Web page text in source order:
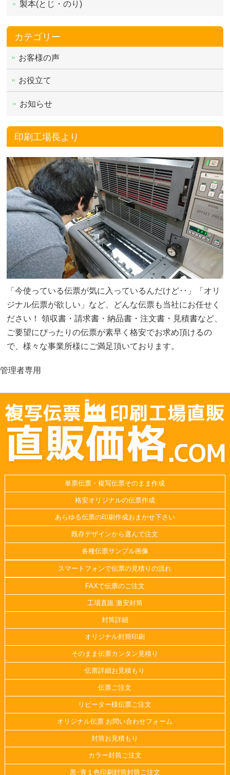
製本(とじ・のり)
カテゴリー
お客様の声
お役立て
お知らせ
印刷工場長より
「今使っている伝票が気に入っているんだけど･･」「オリ
ジナル伝票が欲しい」など、どんな伝票も当社にお任せく
ださい！ 領収書・請求書・納品書・注文書・見積書など、
ご要望にぴったりの伝票が素早く格安でお求め頂けるの
で、様々な事業所様にご満足頂いております。
管理者専用
単票伝票・複写伝票そのまま作成
格安オリジナルの伝票作成
あらゆる伝票の印刷作成おまかせ下さい
既存デザインから選んで注文
各種伝票サンプル画像
スマートフォンで伝票の見積りの流れ
FAXで伝票のご注文
工場直販 激安封筒
封筒詳細
オリジナル封筒印刷
そのまま伝票カンタン見積り
伝票詳細お見積もり
伝票ご注文
リピーター様伝票ご注文
オリジナル伝票 お問い合わせフォーム
封筒お見積もり
カラー封筒ご注文
黒･青１色印刷封筒封筒ご注文